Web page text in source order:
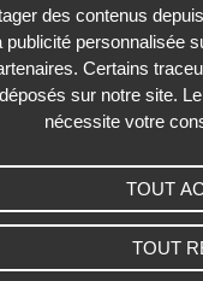
Roxane
des contenus
publicité personnalisée
Certains
déposés sur notre site.
nécessite votre
TOUT
TOUT